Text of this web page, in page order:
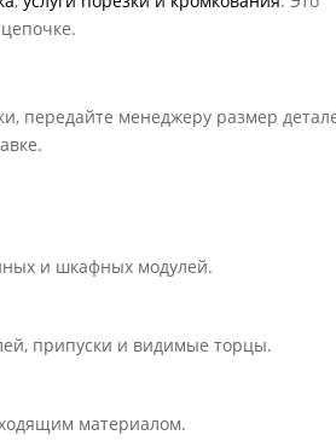
передайте менеджеру размер
и шкафных модулей.
припуски и видимые торцы.
материалом.